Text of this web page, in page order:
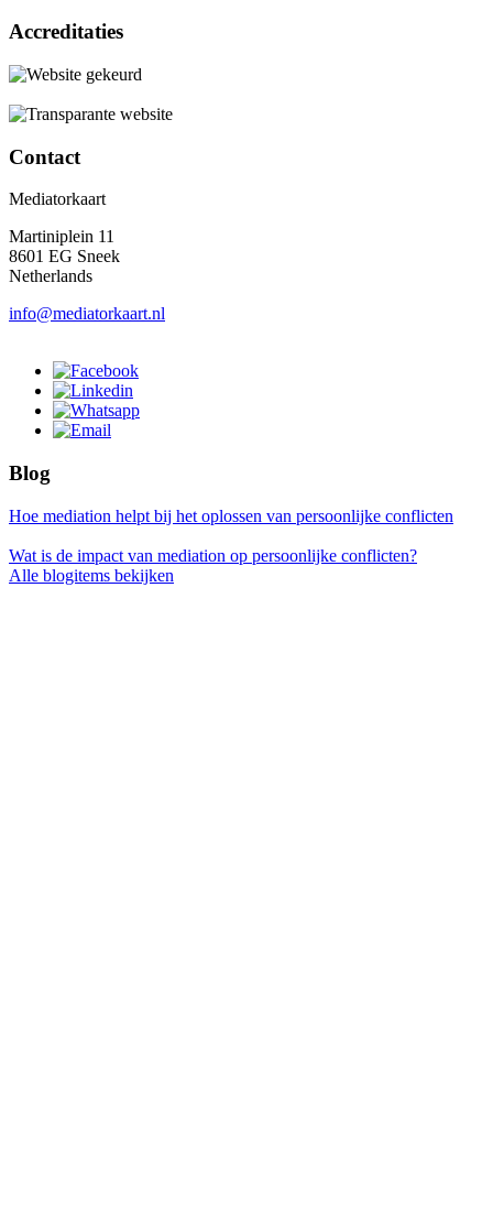
Accreditaties
Contact
Mediatorkaart
Martiniplein 11
8601 EG Sneek
Netherlands
info@mediatorkaart.nl
Blog
Hoe mediation helpt bij het oplossen van persoonlijke conflicten
Wat is de impact van mediation op persoonlijke conflicten?
Alle blogitems bekijken